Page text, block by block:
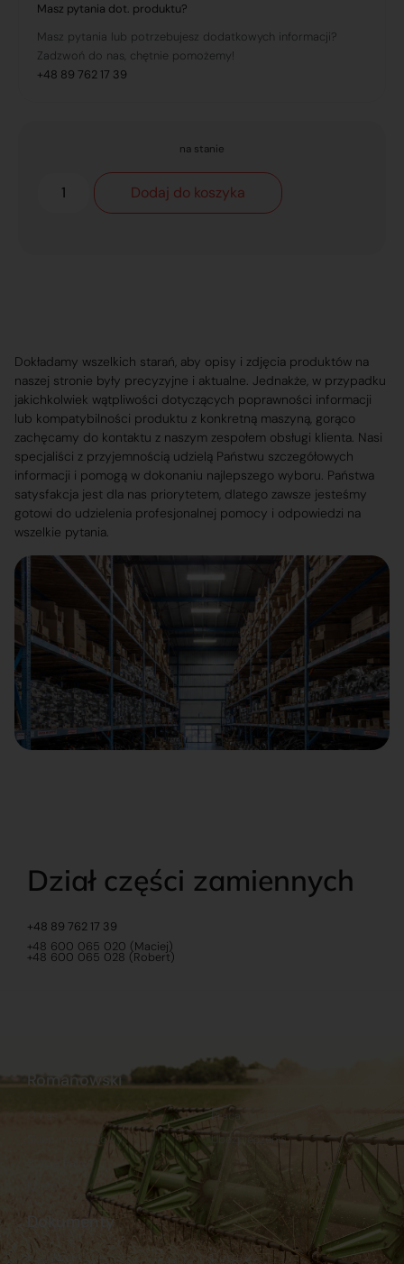
Masz pytania dot. produktu?
Masz pytania lub potrzebujesz dodatkowych informacji?
Zadzwoń do nas, chętnie pomożemy!
+48 89 762 17 39
na stanie
Dodaj do koszyka
Dokładamy wszelkich starań, aby opisy i zdjęcia produktów na
naszej stronie były precyzyjne i aktualne. Jednakże, w przypadku
jakichkolwiek wątpliwości dotyczących poprawności informacji
lub kompatybilności produktu z konkretną maszyną, gorąco
zachęcamy do kontaktu z naszym zespołem obsługi klienta. Nasi
specjaliści z przyjemnością udzielą Państwu szczegółowych
informacji i pomogą w dokonaniu najlepszego wyboru. Państwa
satysfakcja jest dla nas priorytetem, dlatego zawsze jesteśmy
gotowi do udzielenia profesjonalnej pomocy i odpowiedzi na
wszelkie pytania.
Dział części zamiennych
+48 89 762 17 39
+48 600 065 020 (Maciej)
+48 600 065 028 (Robert)
Dokumenty
Regulamin Dostawy
Romanowski
Sklep internetowy
Praca
Ubezpieczenia